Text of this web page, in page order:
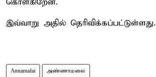
இவ்வாறு அதில் தெரிவிக்கப்பட்டுள்ளது.
Annamalai அண்ணாமலை